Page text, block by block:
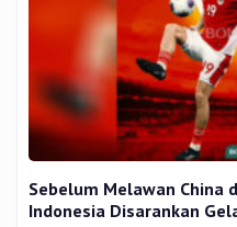
Sebelum Melawan China
Indonesia Disarankan